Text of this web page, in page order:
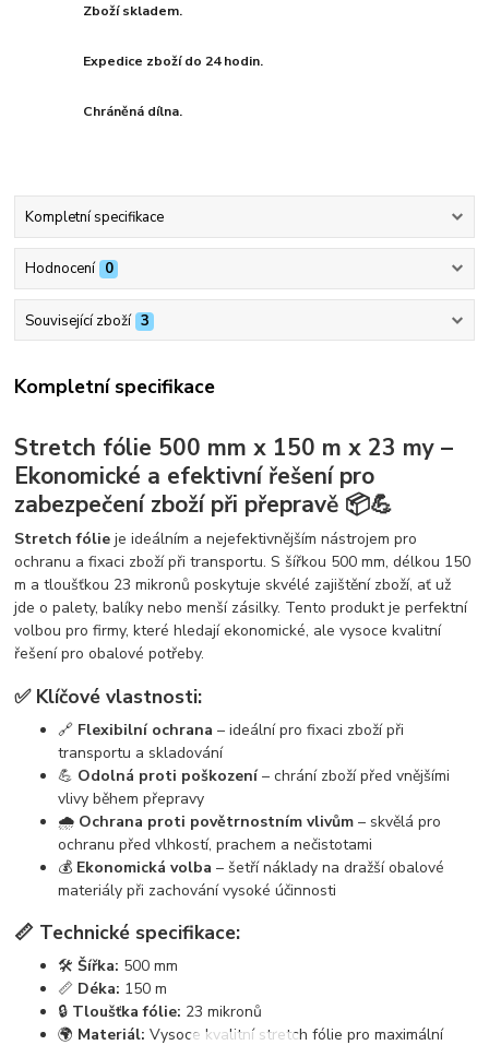
Zboží skladem.
Expedice zboží do 24 hodin.
Chráněná dílna.
Kompletní specifikace
Hodnocení 0
Související zboží 3
Kompletní specifikace
Stretch fólie 500 mm x 150 m x 23 my –
Ekonomické a efektivní řešení pro
zabezpečení zboží při přepravě 📦💪
Stretch fólie je ideálním a nejefektivnějším nástrojem pro
ochranu a fixaci zboží při transportu. S šířkou 500 mm, délkou 150
m a tloušťkou 23 mikronů poskytuje skvélé zajištění zboží, ať už
jde o palety, balíky nebo menší zásilky. Tento produkt je perfektní
volbou pro firmy, které hledají ekonomické, ale vysoce kvalitní
řešení pro obalové potřeby.
✅ Klíčové vlastnosti:
🔗 Flexibilní ochrana – ideální pro fixaci zboží při
transportu a skladování
💪 Odolná proti poškození– chrání zboží před vnějšími
vlivy během přepravy
🌧️ Ochrana proti povětrnostním vlivům – skvělá pro
ochranu před vlhkostí, prachem a nečistotami
💰 Ekonomická volba – šetří náklady na dražší obalové
materiály při zachování vysoké účinnosti
📏 Technické specifikace:
🛠️Šířka: 500 mm
📏 Déka: 150 m
🔒 Tloušťka fólie: 23 mikronů
🌍 Materiál: Vysoce kvalitní stretch fólie pro maximální